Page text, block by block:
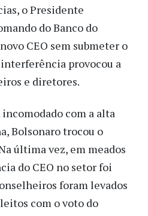
o Presidente
do Banco do
CEO sem submeter o
provocou a
e diretores.
incomodado com a alta
Bolsonaro trocou o
última vez, em meados
do CEO no setor foi
foram levados
com o voto do